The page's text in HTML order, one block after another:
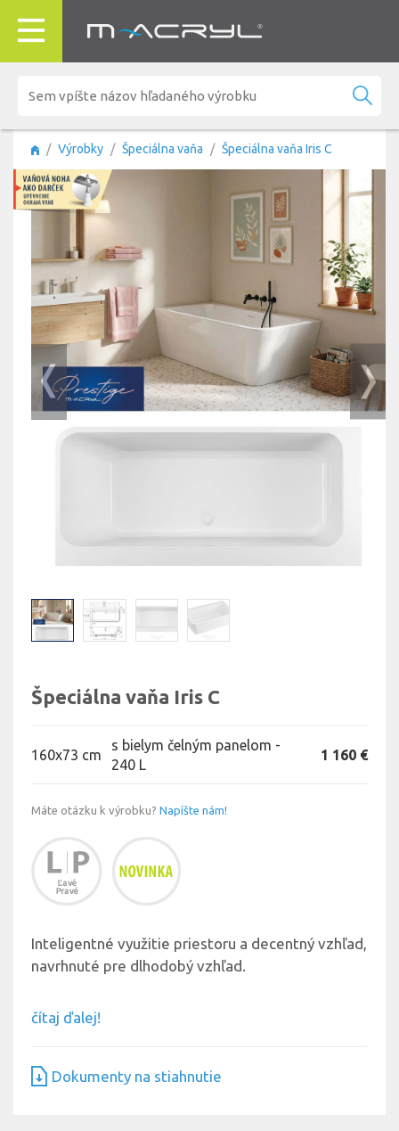
Výrobky Špeciálna vaňa Špeciálna vaňa Iris C
Špeciálna vaňa Iris C
160x73 cm
s bielym čelným panelom -
240 L
1 160 €
Máte otázku k výrobku? Napíšte nám!
Inteligentné využitie priestoru a decentný vzhľad,
navrhnuté pre dlhodobý vzhľad.
čítaj ďalej!
Dokumenty na stiahnutie